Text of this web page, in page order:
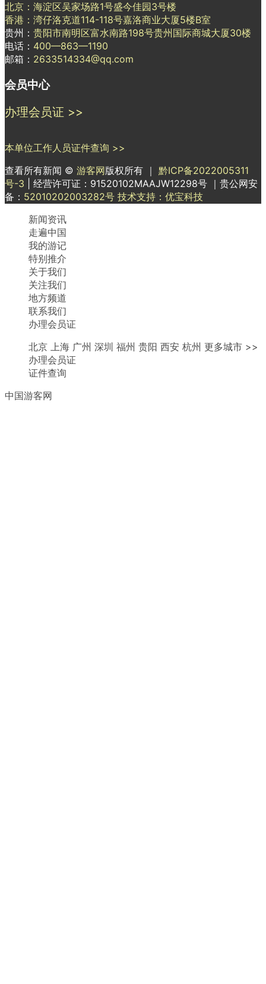
北京：海淀区吴家场路1号盛今佳园3号楼
香港：湾仔洛克道114-118号嘉洛商业大厦5楼B室
贵州： 贵阳市南明区富水南路198号贵州国际商城大厦30楼
电话： 400—863—1190
邮箱： 2633514334@qq.com
会员中心
办理会员证 >>
本单位工作人员证件查询 >>
查看所有新闻 © 游客网版权所有 ｜ 黔ICP备2022005311
号-3
| 经营许可证：91520102MAAJW12298号 ｜贵公网安
备： 52010202003282号 技术支持：优宝科技
新闻资讯
走遍中国
我的游记
特别推介
关于我们
关注我们
地方频道
联系我们
办理会员证
北京 上海 广州 深圳 福州 贵阳 西安 杭州 更多城市 >>
办理会员证
证件查询
中国游客网